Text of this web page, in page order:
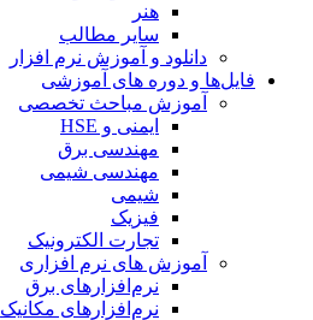
هنر
سایر مطالب
دانلود و آموزش نرم افزار
فایل‌ها و دوره های آموزشی
آموزش مباحث تخصصی
ایمنی و HSE
مهندسی برق
مهندسی شیمی
شیمی
فیزیک
تجارت الکترونیک
آموزش های نرم افزاری
نرم‌افزارهای برق
نرم‌افزارهای مکانیک